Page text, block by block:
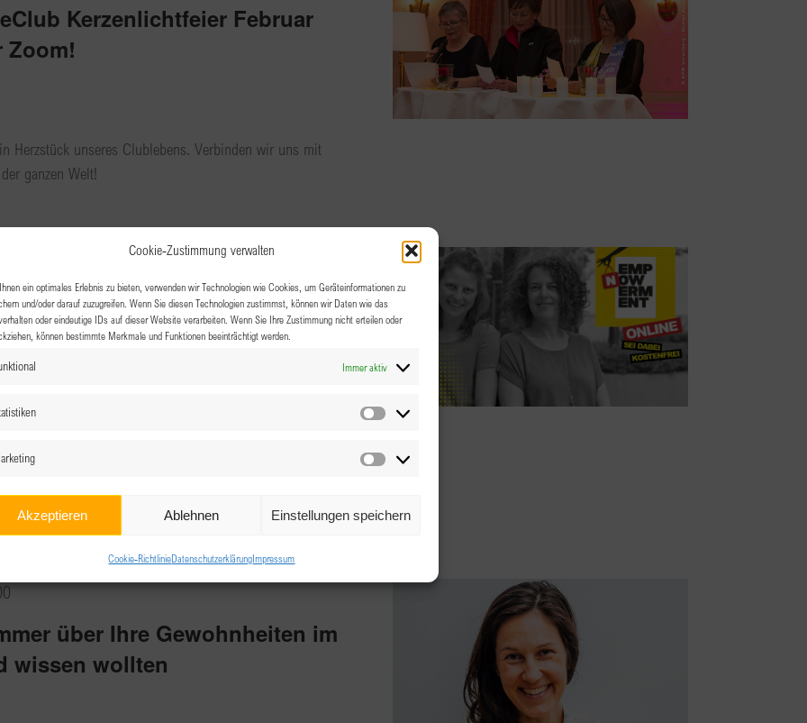
Cookie-Zustimmung verwalten
ein optimales Erlebnis zu bieten, verwenden wir Technologien wie Cookies, um Geräteinformationen zu
und/oder darauf zuzugreifen. Wenn Sie diesen Technologien zustimmst, können wir Daten wie das
oder eindeutige IDs auf dieser Website verarbeiten. Wenn Sie Ihre Zustimmung nicht erteilen oder
können bestimmte Merkmale und Funktionen beeinträchtigt werden.
Immer aktiv
Statistiken
Marketing
Akzeptieren Ablehnen Einstellungen speichern
Cookie-RichtlinieDatenschutzerklärungImpressum
Kerzenlichtfeier Februar
Zoom!
Herzstück unseres Clublebens. Verbinden wir uns mit
ganzen Welt!
Online – „The Future is
erst in 100 Jahren?
unserem Leben alltäglich. Wir nehmen sie schon aus
in sie hinein. Sie tragen zur Vereinfachung einer
behindern sie uns auch. Ein Beispiel ist die
über Ihre Gewohnheiten im
wissen wollten